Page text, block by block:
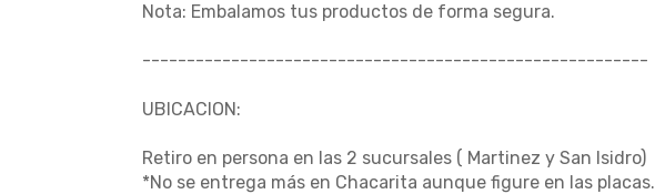
Nota: Embalamos tus productos de forma segura.
---------------------------------------------------------
UBICACION:
Retiro en persona en las 2 sucursales ( Martinez y San Isidro)
*No se entrega más en Chacarita aunque figure en las placas.